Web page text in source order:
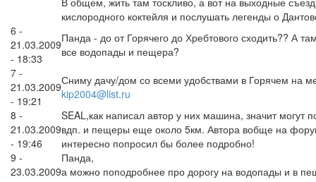
кислородного коктейля и послушать легенды о
6 -
21.03.2009
- 18:33
Панда - до от Горячего до Хребтового сходить?? А
все водопады и пещера?
7 -
21.03.2009
- 19:21
Сниму дачу/дом со всеми удобствами в Горячем на
kip2004@list.ru
8 -
21.03.2009
- 19:46
SEAL,как написал автор у них машина, значит могут
вдп. и пещеры еще около 5км. Автора вобще на
интересно попросил бы более подробно!
9 -
23.03.2009
Панда,
а можно поподробнее про дорогу на водопады и в